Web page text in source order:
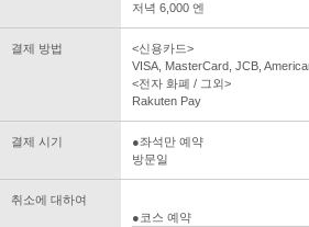
저녁 6,000 엔
결제 방법
<신용카드>
VISA, MasterCard, JCB,
<전자 화폐 / 그외>
Rakuten Pay
결제 시기
●좌석만 예약
방문일
취소에 대하여
●코스 예약